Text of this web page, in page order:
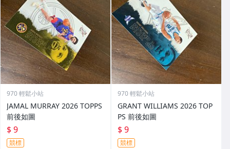
970 輕鬆小站
JAMAL MURRAY 2026 TOPPS
前後如圖
$ 9
競標
970 輕鬆小站
GRANT WILLIAMS 2026 TOP
PS 前後如圖
$ 9
競標